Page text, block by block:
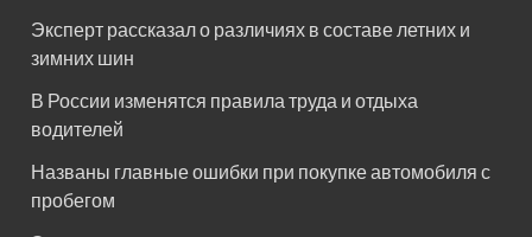
Эксперт рассказал о различиях в составе летних и
зимних шин
В России изменятся правила труда и отдыха
водителей
Названы главные ошибки при покупке автомобиля с
пробегом